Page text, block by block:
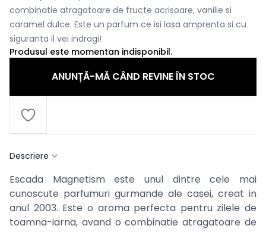
combinatie atragatoare de fructe acrisoare, vanilie si
caramel dulce. Este un parfum ce isi lasa amprenta si cu
siguranta il vei indragi!
Produsul este momentan indisponibil.
ANUNȚĂ-MĂ CÂND REVINE ÎN STOC
Descriere
Escada Magnetism este unul dintre cele mai
cunoscute parfumuri gurmande ale casei, creat in
anul 2003. Este o aroma perfecta pentru zilele de
toamna-iarna, avand o combinatie atragatoare de